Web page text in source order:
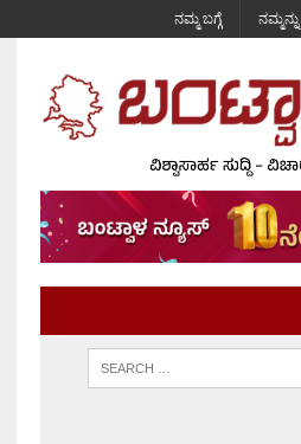
ನಮ್ಮ ಬಗ್ಗೆ